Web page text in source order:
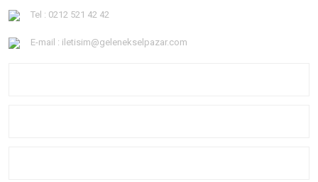
Tel : 0212 521 42 42
E-mail : iletisim@gelenekselpazar.com